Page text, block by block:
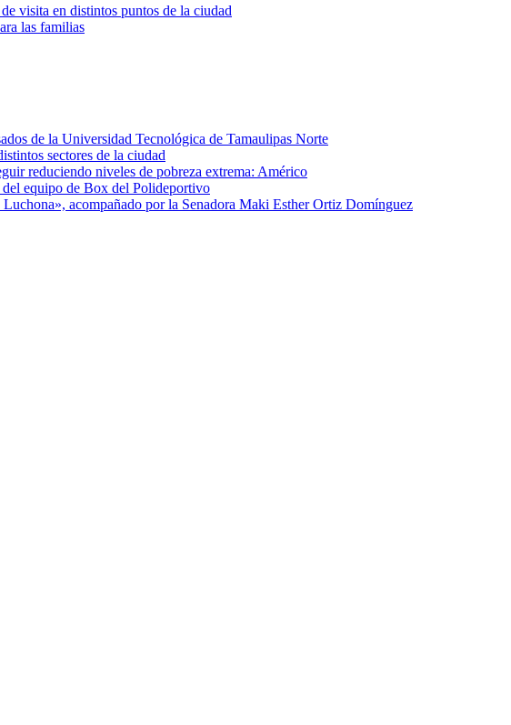
visita en distintos puntos de la ciudad
las familias
de la Universidad Tecnológica de Tamaulipas Norte
sectores de la ciudad
reduciendo niveles de pobreza extrema: Américo
equipo de Box del Polideportivo
acompañado por la Senadora Maki Esther Ortiz Domínguez